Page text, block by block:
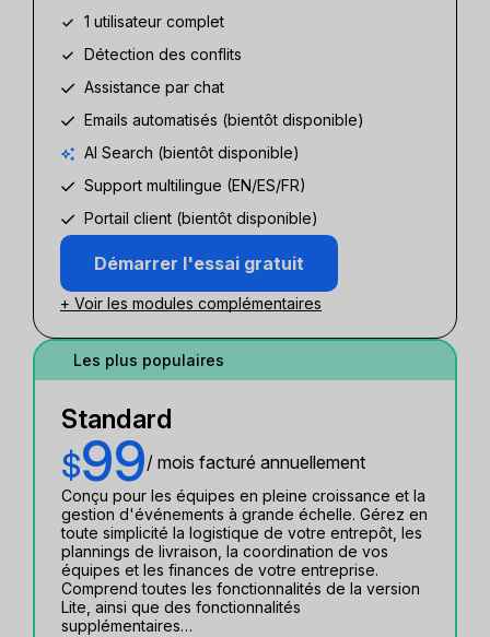
1 utilisateur complet
Détection des conflits
Assistance par chat
Emails automatisés (bientôt disponible)
AI Search (bientôt disponible)
Support multilingue (EN/ES/FR)
Portail client (bientôt disponible)
Démarrer l'essai gratuit
+ Voir les modules complémentaires
Les plus populaires
Standard
$99/ mois facturé annuellement
Conçu pour les équipes en pleine croissance et la
gestion d'événements à grande échelle. Gérez en
toute simplicité la logistique de votre entrepôt, les
plannings de livraison, la coordination de vos
équipes et les finances de votre entreprise.
Comprend toutes les fonctionnalités de la version
Lite, ainsi que des fonctionnalités
supplémentaires…